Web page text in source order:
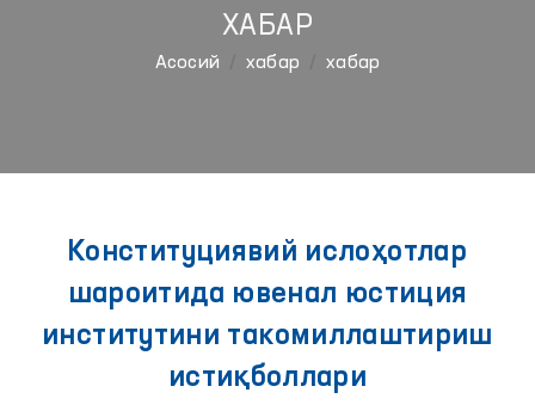
ХАБАР
Aсосий хабар хабар
Конституциявий ислоҳотлар
шароитида ювенал юстиция
институтини такомиллаштириш
истиқболлари